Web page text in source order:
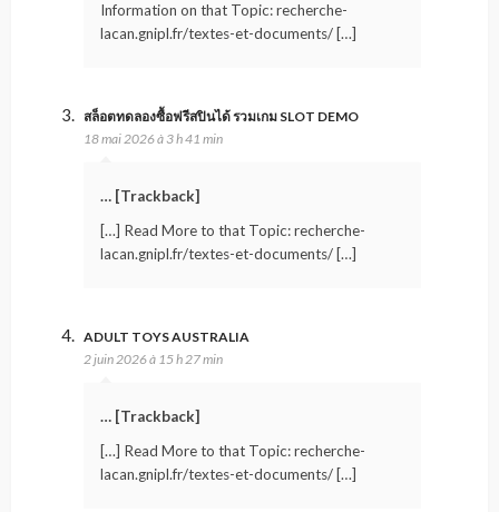
Information on that Topic: recherche-
lacan.gnipl.fr/textes-et-documents/ […]
สล็อตทดลองซื้อฟรีสปินได้ รวมเกม SLOT DEMO
18 mai 2026 à 3 h 41 min
… [Trackback]
[…] Read More to that Topic: recherche-
lacan.gnipl.fr/textes-et-documents/ […]
ADULT TOYS AUSTRALIA
2 juin 2026 à 15 h 27 min
… [Trackback]
[…] Read More to that Topic: recherche-
lacan.gnipl.fr/textes-et-documents/ […]